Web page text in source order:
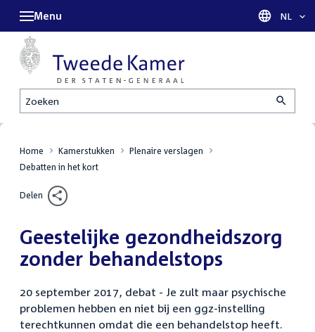
Zoeken
Menu Taal
NL
Home Kamerstukken
Plenaire verslagen
Debatten in het kort
Delen
Geestelijke gezondheidszorg
zonder behandelstops
20 september 2017, debat - Je zult maar psychische
problemen hebben en niet bij een ggz-instelling
terechtkunnen omdat die een behandelstop heeft.